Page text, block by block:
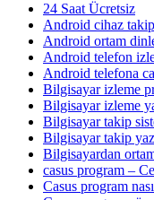
24 Saat Ücretsiz
Android cihaz
Android ortam
Android telefon
Android telefona
Bilgisayar izleme
Bilgisayar izleme
Bilgisayar takip
Bilgisayar takip
Bilgisayardan
casus program –
Casus program